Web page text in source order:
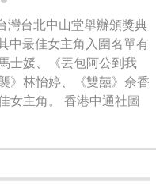
灣台北中山堂舉辦頒獎典
中最佳女主角入圍名單有
士媛、《丟包阿公到我
》林怡婷、《雙囍》余香
女主角。 香港中通社圖